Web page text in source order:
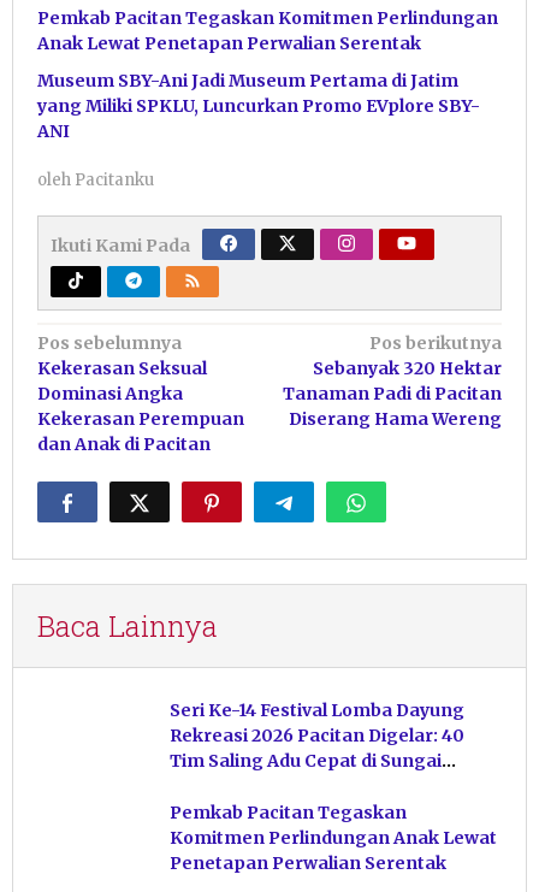
Pemkab Pacitan Tegaskan Komitmen Perlindungan
Anak Lewat Penetapan Perwalian Serentak
Museum SBY-Ani Jadi Museum Pertama di Jatim
yang Miliki SPKLU, Luncurkan Promo EVplore SBY-
ANI
oleh Pacitanku
Ikuti Kami Pada
Navigasi
pos
Pos sebelumnya
Kekerasan Seksual
Dominasi Angka
Kekerasan Perempuan
dan Anak di Pacitan
Pos berikutnya
Sebanyak 320 Hektar
Tanaman Padi di Pacitan
Diserang Hama Wereng
Baca Lainnya
Seri Ke-14 Festival Lomba Dayung
Rekreasi 2026 Pacitan Digelar: 40
Tim Saling Adu Cepat di Sungai
Pemkab Pacitan Tegaskan
Komitmen Perlindungan Anak Lewat
Penetapan Perwalian Serentak